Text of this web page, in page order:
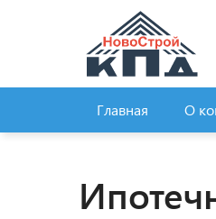
Главная О